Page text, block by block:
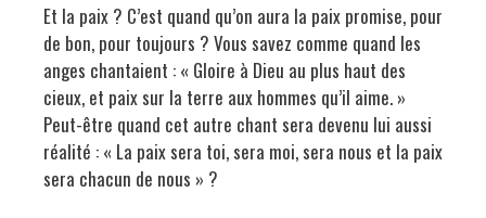
Et la paix ? C’est quand qu’on aura la paix promise, pour
de bon, pour toujours ? Vous savez comme quand les
anges chantaient : « Gloire à Dieu au plus haut des
cieux, et paix sur la terre aux hommes qu’il aime. »
Peut-être quand cet autre chant sera devenu lui aussi
réalité : « La paix sera toi, sera moi, sera nous et la paix
sera chacun de nous » ?